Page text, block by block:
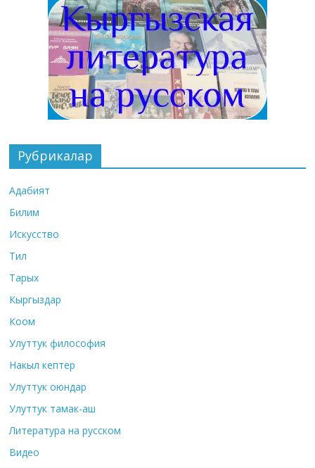
Рубрикалар
Адабият
Билим
Искусство
Тил
Тарых
Кыргыздар
Коом
Улуттук философия
Накыл кептер
Улуттук оюндар
Улуттук тамак-аш
Литература на русском
Видео